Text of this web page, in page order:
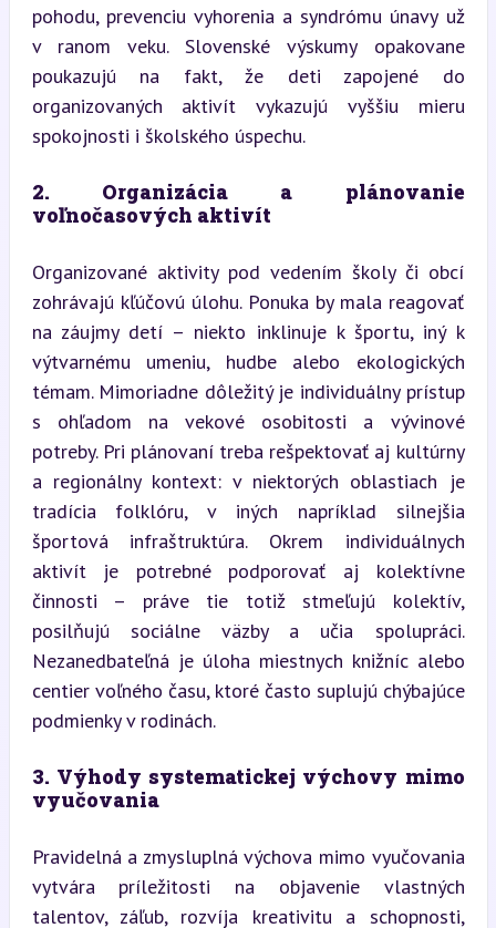
pohodu, prevenciu vyhorenia a syndrómu únavy už
v ranom veku. Slovenské výskumy opakovane
poukazujú na fakt, že deti zapojené do
organizovaných aktivít vykazujú vyššiu mieru
spokojnosti i školského úspechu.
2. Organizácia a plánovanie
voľnočasových aktivít
Organizované aktivity pod vedením školy či obcí
zohrávajú kľúčovú úlohu. Ponuka by mala reagovať
na záujmy detí – niekto inklinuje k športu, iný k
výtvarnému umeniu, hudbe alebo ekologických
témam. Mimoriadne dôležitý je individuálny prístup
s ohľadom na vekové osobitosti a vývinové
potreby. Pri plánovaní treba rešpektovať aj kultúrny
a regionálny kontext: v niektorých oblastiach je
tradícia folklóru, v iných napríklad silnejšia
športová infraštruktúra. Okrem individuálnych
aktivít je potrebné podporovať aj kolektívne
činnosti – práve tie totiž stmeľujú kolektív,
posilňujú sociálne väzby a učia spolupráci.
Nezanedbateľná je úloha miestnych knižníc alebo
centier voľného času, ktoré často suplujú chýbajúce
podmienky v rodinách.
3. Výhody systematickej výchovy mimo
vyučovania
Pravidelná a zmysluplná výchova mimo vyučovania
vytvára príležitosti na objavenie vlastných
talentov, záľub, rozvíja kreativitu a schopnosti,